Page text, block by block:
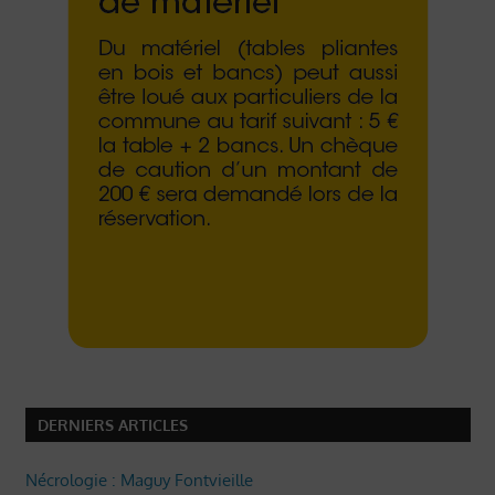
DERNIERS ARTICLES
Nécrologie : Maguy Fontvieille